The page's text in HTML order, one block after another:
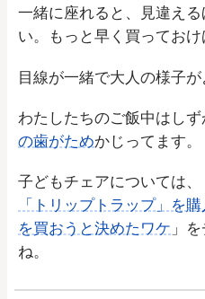
一緒に座れると、見違え
い。もっと早く買っておけ
目線が一緒で大人の様子が
わたしたちのご飯中はし
の歯がためかじってます。
子どもチェアについては、
「トリップトラップ」を
を買おうと決めたワケ 」
ね。